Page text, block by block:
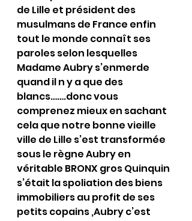
de Lille et président des
musulmans de France enfin
tout le monde connaît ses
paroles selon lesquelles
Madame Aubry s’enmerde
quand il n y a que des
blancs…….donc vous
comprenez mieux en sachant
cela que notre bonne vieille
ville de Lille s’est transformée
sous le règne Aubry en
véritable BRONX gros Quinquin
s’était la spoliation des biens
immobiliers au profit de ses
petits copains ,Aubry c’est